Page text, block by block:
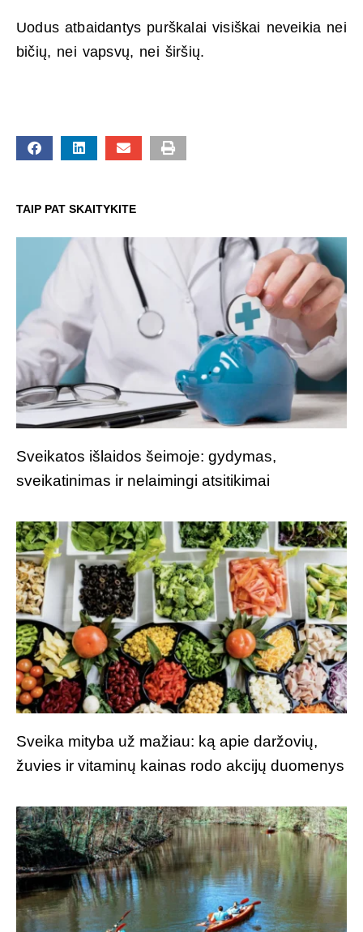
Uodus atbaidantys purškalai visiškai neveikia nei
bičių, nei vapsvų, nei širšių.
TAIP PAT SKAITYKITE
Sveikatos išlaidos šeimoje: gydymas,
sveikatinimas ir nelaimingi atsitikimai
Sveika mityba už mažiau: ką apie daržovių,
žuvies ir vitaminų kainas rodo akcijų duomenys